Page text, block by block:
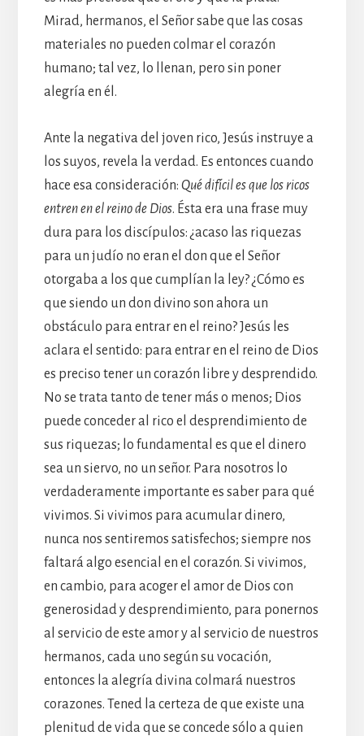
Mirad, hermanos, el Señor sabe que las cosas
materiales no pueden colmar el corazón
humano; tal vez, lo llenan, pero sin poner
alegría en él.
Ante la negativa del joven rico, Jesús instruye a
los suyos, revela la verdad. Es entonces cuando
hace esa consideración: Qué difícil es que los ricos
entren en el reino de Dios. Ésta era una frase muy
dura para los discípulos: ¿acaso las riquezas
para un judío no eran el don que el Señor
otorgaba a los que cumplían la ley? ¿Cómo es
que siendo un don divino son ahora un
obstáculo para entrar en el reino? Jesús les
aclara el sentido: para entrar en el reino de Dios
es preciso tener un corazón libre y desprendido.
No se trata tanto de tener más o menos; Dios
puede conceder al rico el desprendimiento de
sus riquezas; lo fundamental es que el dinero
sea un siervo, no un señor. Para nosotros lo
verdaderamente importante es saber para qué
vivimos. Si vivimos para acumular dinero,
nunca nos sentiremos satisfechos; siempre nos
faltará algo esencial en el corazón. Si vivimos,
en cambio, para acoger el amor de Dios con
generosidad y desprendimiento, para ponernos
al servicio de este amor y al servicio de nuestros
hermanos, cada uno según su vocación,
entonces la alegría divina colmará nuestros
corazones. Tened la certeza de que existe una
plenitud de vida que se concede sólo a quien